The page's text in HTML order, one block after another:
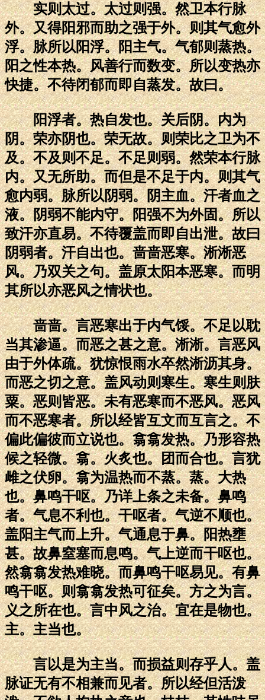
实则太过。太过则强。然卫本行脉
外。又得阳邪而助之强于外。则其气愈外
浮。脉所以阳浮。阳主气。气郁则蒸热。
阳之性本热。风善行而数变。所以变热亦
快捷。不待闭郁而即自蒸发。故曰。
阳浮者。热自发也。关后阴。内为
阴。荣亦阴也。荣无故。则荣比之卫为不
及。不及则不足。不足则弱。然荣本行脉
内。又无所助。而但是不足于内。则其气
愈内弱。脉所以阴弱。阴主血。汗者血之
液。阴弱不能内守。阳强不为外固。所以
致汗亦直易。不待覆盖而即自出泄。故曰
阴弱者。汗自出也。啬啬恶寒。淅淅恶
风。乃双关之句。盖原太阳本恶寒。而明
其所以亦恶风之情状也。
啬啬。言恶寒出于内气馁。不足以耽
当其渗逼。而恶之甚之意。淅淅。言恶风
由于外体疏。犹惊恨雨水卒然淅沥其身。
而恶之切之意。盖风动则寒生。寒生则肤
粟。恶则皆恶。未有恶寒而不恶风。恶风
而不恶寒者。所以经皆互文而互言之。不
偏此偏彼而立说也。翕翕发热。乃形容热
候之轻微。翕。火炙也。团而合也。言犹
雌之伏卵。翕为温热而不蒸。蒸。大热
也。鼻鸣干呕。乃详上条之未备。鼻鸣
者。气息不利也。干呕者。气逆不顺也。
盖阳主气而上升。气通息于鼻。阳热壅
甚。故鼻窒塞而息鸣。气上逆而干呕也。
然翕翕发热难晓。而鼻鸣干呕易见。有鼻
鸣干呕。则翕翕发热可征矣。方之为言。
义之所在也。言中风之治。宜在是物也。
主。主当也。
言以是为主当。而损益则存乎人。盖
脉证无有不相兼而见者。所以经但活泼